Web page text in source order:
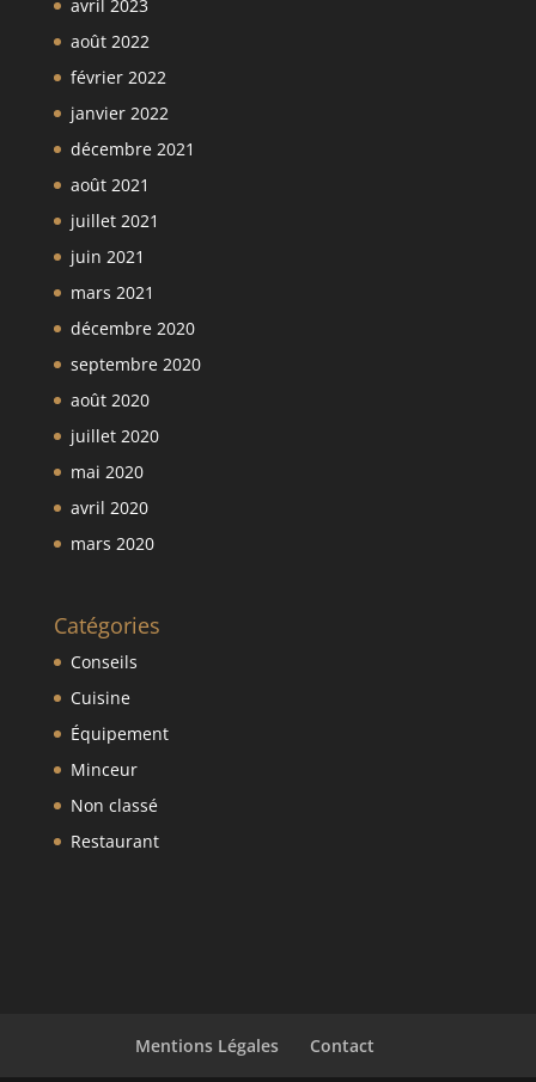
avril 2023
août 2022
février 2022
janvier 2022
décembre 2021
août 2021
juillet 2021
juin 2021
mars 2021
décembre 2020
septembre 2020
août 2020
juillet 2020
mai 2020
avril 2020
mars 2020
Catégories
Conseils
Cuisine
Équipement
Minceur
Non classé
Restaurant
Mentions Légales Contact